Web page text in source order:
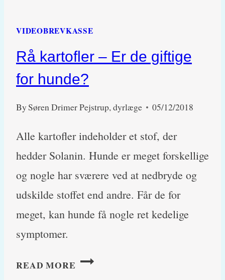
VIDEOBREVKASSE
Rå kartofler – Er de giftige
for hunde?
BySøren Drimer Pejstrup, dyrlæge 05/12/2018
Alle kartofler indeholder et stof, der
hedder Solanin. Hunde er meget forskellige
og nogle har sværere ved at nedbryde og
udskilde stoffet end andre. Får de for
meget, kan hunde få nogle ret kedelige
symptomer.
READ MORE RÅ